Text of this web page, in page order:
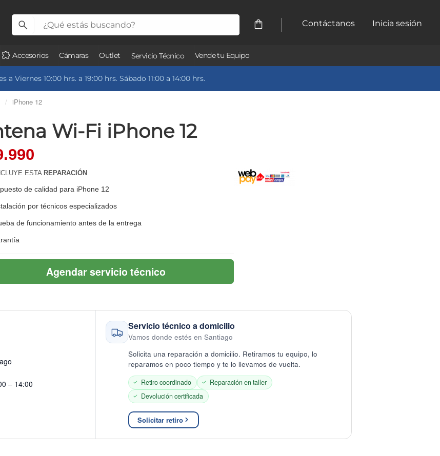
Contáctanos Inicia sesión
Accesorios Cámaras Outlet Servicio Técnico Vende tu Equipo
a Viernes 10:00 hrs. a 19:00 hrs. Sábado 11:00 a 14:00 hrs.
/ iPhone 12
Wi-Fi iPhone 12
ESTA REPARACIÓN
de calidad para iPhone 12
por técnicos especializados
de funcionamiento antes de la entrega
Agendar servicio técnico
– 14:00
Servicio técnico a domicilio
Vamos donde estés en Santiago
Solicita una reparación a domicilio. Retiramos tu equipo, lo
reparamos en poco tiempo y te lo llevamos de vuelta.
Retiro coordinado
Reparación en taller
Devolución certificada
Solicitar retiro